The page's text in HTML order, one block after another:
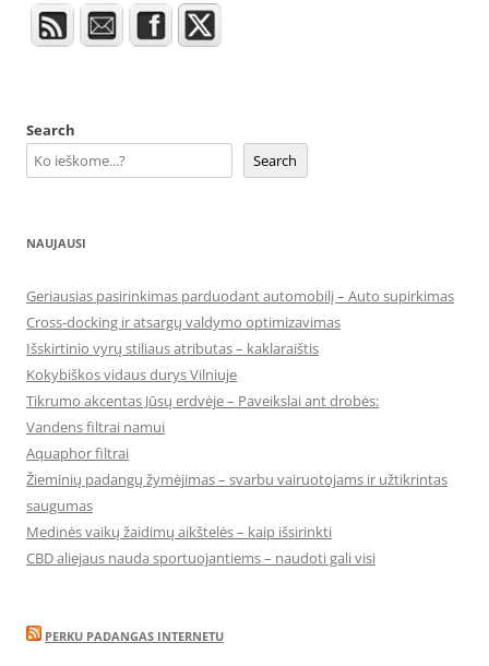
Search
Search
NAUJAUSI
Geriausias pasirinkimas parduodant automobilį – Auto supirkimas
Cross-docking ir atsargų valdymo optimizavimas
Išskirtinio vyrų stiliaus atributas – kaklaraištis
Kokybiškos vidaus durys Vilniuje
Tikrumo akcentas Jūsų erdvėje – Paveikslai ant drobės:
Vandens filtrai namui
Aquaphor filtrai
Žieminių padangų žymėjimas – svarbu vairuotojams ir užtikrintas
saugumas
Medinės vaikų žaidimų aikštelės – kaip išsirinkti
CBD aliejaus nauda sportuojantiems – naudoti gali visi
PERKU PADANGAS INTERNETU